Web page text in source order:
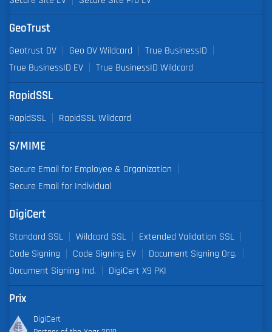
GeoTrust
Geotrust DV Geo DV Wildcard
True BusinessID
True BusinessID EV
True BusinessID Wildcard
RapidSSL
RapidSSL RapidSSL Wildcard
S/MIME
Secure Email for Employee & Organization
Secure Email for Individual
DigiCert
Standard SSL Wildcard SSL
Extended Validation SSL
Code Signing
Code Signing EV
Document Signing Org.
Document Signing Ind.
DigiCert X9 PKI
Prix
DigiCert